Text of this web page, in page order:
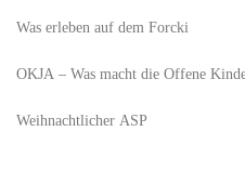
Was erleben auf dem Forcki
OKJA – Was macht die Offene
Weihnachtlicher ASP